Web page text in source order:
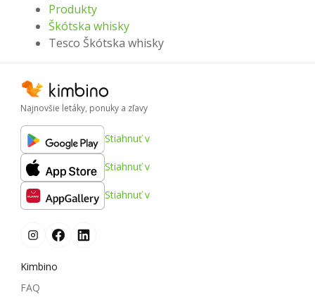
Produkty
Škótska whisky
Tesco Škótska whisky
Najnovšie letáky, ponuky a zľavy
Stiahnuť v
Stiahnuť v
Stiahnuť v
Kimbino
FAQ